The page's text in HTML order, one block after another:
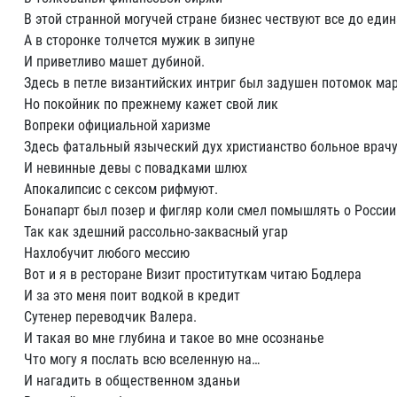
В этой странной могучей стране бизнес чествуют все до
А в сторонке толчется мужик в зипуне
И приветливо машет дубиной.
Здесь в петле византийских интриг был задушен потомок
Но покойник по прежнему кажет свой лик
Вопреки официальной харизме
Здесь фатальный языческий дух христианство больное
И невинные девы с повадками шлюх
Апокалипсис с сексом рифмуют.
Бонапарт был позер и фигляр коли смел помышлять о России
Так как здешний рассольно-заквасный угар
Нахлобучит любого мессию
Вот и я в ресторане Визит проституткам читаю Бодлера
И за это меня поит водкой в кредит
Сутенер переводчик Валера.
И такая во мне глубина и такое во мне осознанье
Что могу я послать всю вселенную на…
И нагадить в общественном зданьи